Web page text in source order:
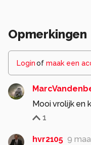
Opmerkingen
Loginof maak een
Mooi vrolijk en
1
hvr2105 9